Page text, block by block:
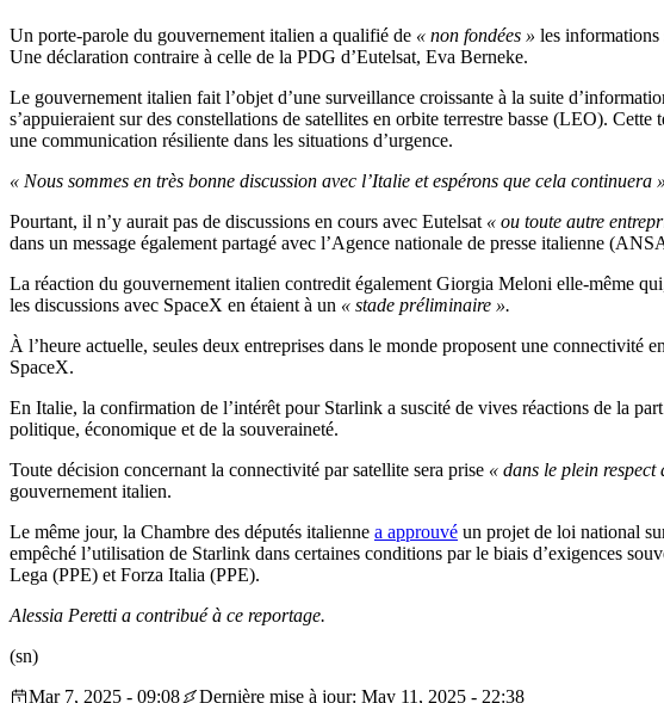
Un porte-parole du gouvernement italien a qualifié de « non fondées » les informations
Une déclaration contraire à celle de la PDG d’Eutelsat, Eva Berneke.
Le gouvernement italien fait l’objet d’une surveillance croissante à la suite
s’appuieraient sur des constellations de satellites en orbite terrestre basse (LEO).
une communication résiliente dans les situations d’urgence.
« Nous sommes en très bonne discussion avec l’Italie et espérons que cela continuera »
Pourtant, il n’y aurait pas de discussions en cours avec Eutelsat « ou toute autre
dans un message également partagé avec l’Agence nationale de presse italienne
La réaction du gouvernement italien contredit également Giorgia Meloni elle-même
les discussions avec SpaceX en étaient à un « stade préliminaire ».
À l’heure actuelle, seules deux entreprises dans le monde proposent une connectivité
SpaceX.
En Italie, la confirmation de l’intérêt pour Starlink a suscité de vives réactions de la
politique, économique et de la souveraineté.
Toute décision concernant la connectivité par satellite sera prise « dans le plein
gouvernement italien.
Le même jour, la Chambre des députés italienne a approuvé un projet de loi national
empêché l’utilisation de Starlink dans certaines conditions par le biais d’exigences
Lega (PPE) et Forza Italia (PPE).
Alessia Peretti a contribué à ce reportage.
(sn)
Mar 7, 2025 - 09:08
Dernière mise à jour: May 11, 2025 - 22:38